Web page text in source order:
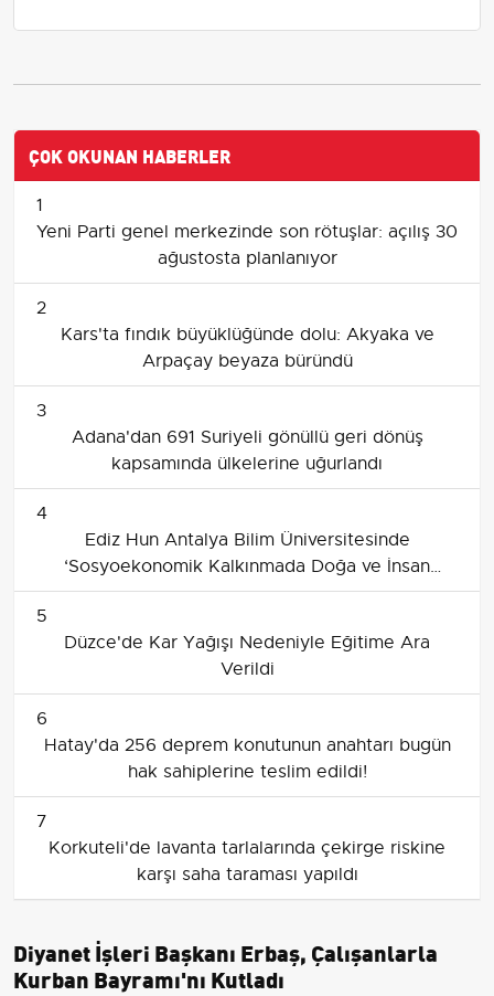
ÇOK OKUNAN HABERLER
1
Yeni Parti genel merkezinde son rötuşlar: açılış 30
ağustosta planlanıyor
2
Kars'ta fındık büyüklüğünde dolu: Akyaka ve
Arpaçay beyaza büründü
3
Adana'dan 691 Suriyeli gönüllü geri dönüş
kapsamında ülkelerine uğurlandı
4
Ediz Hun Antalya Bilim Üniversitesinde
‘Sosyoekonomik Kalkınmada Doğa ve İnsan
İlişkileri’ Konferansında Gençlere Seslendi
5
Düzce'de Kar Yağışı Nedeniyle Eğitime Ara
Verildi
6
Hatay'da 256 deprem konutunun anahtarı bugün
hak sahiplerine teslim edildi!
7
Korkuteli'de lavanta tarlalarında çekirge riskine
karşı saha taraması yapıldı
Diyanet İşleri Başkanı Erbaş, Çalışanlarla
Kurban Bayramı'nı Kutladı